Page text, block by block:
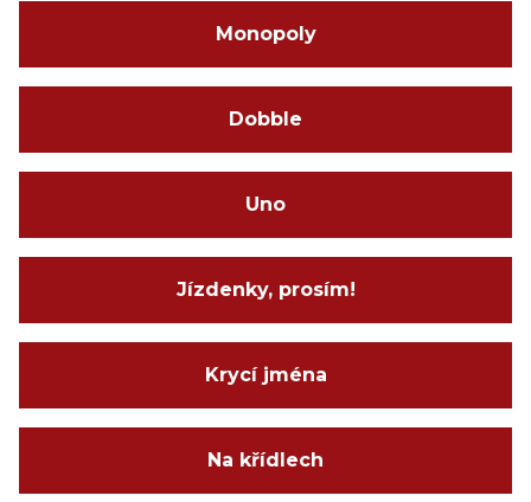
Monopoly
Dobble
Uno
Jízdenky, prosím!
Krycí jména
Na křídlech